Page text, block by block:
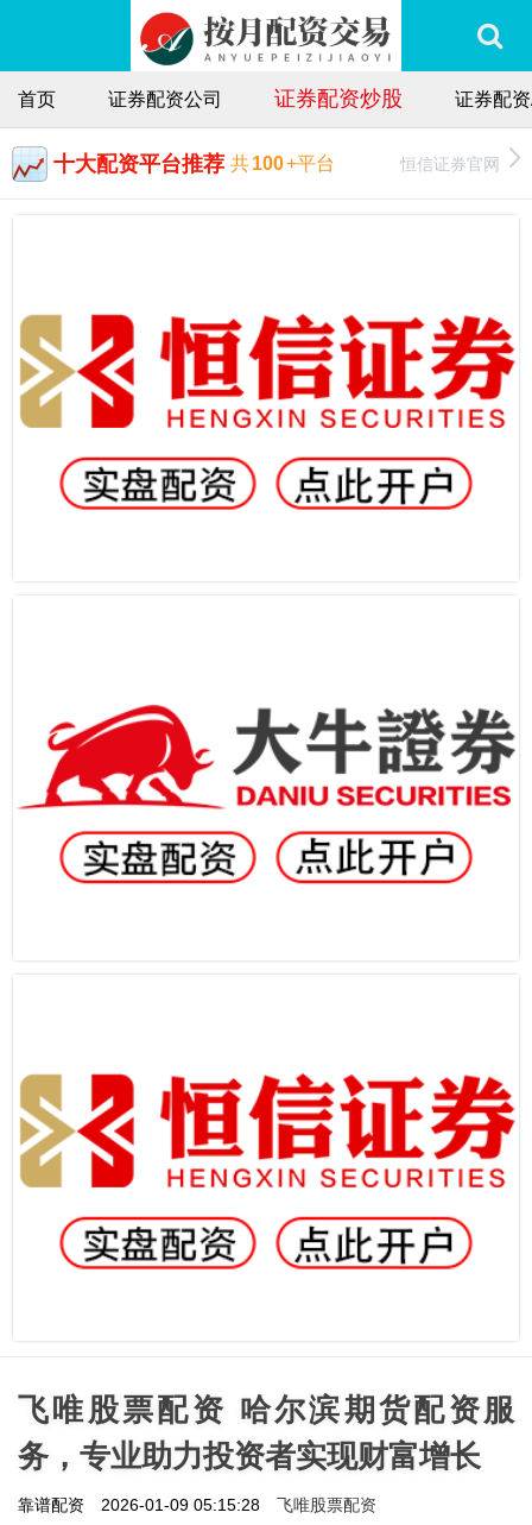
首页 证券配资公司 证券配资炒股 证券配
十大配资平台推荐 共100+平台 恒信证券官网
飞唯股票配资 哈尔滨期货配资服
务，专业助力投资者实现财富增长
靠谱配资 2026-01-09 05:15:28 飞唯股票配资